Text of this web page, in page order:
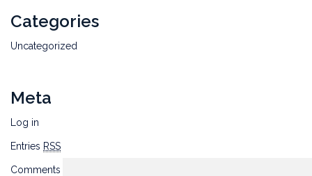
Categories
Uncategorized
Meta
Log in
Entries RSS
Comments